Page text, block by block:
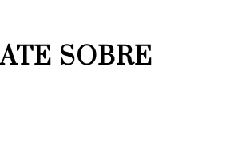
SOBRE